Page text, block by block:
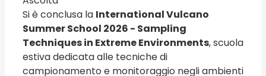
Si è conclusa la International Vulcano
Summer School 2026 - Sampling
Techniques in Extreme Environments, scuola
estiva dedicata alle tecniche di
campionamento e monitoraggio negli ambienti